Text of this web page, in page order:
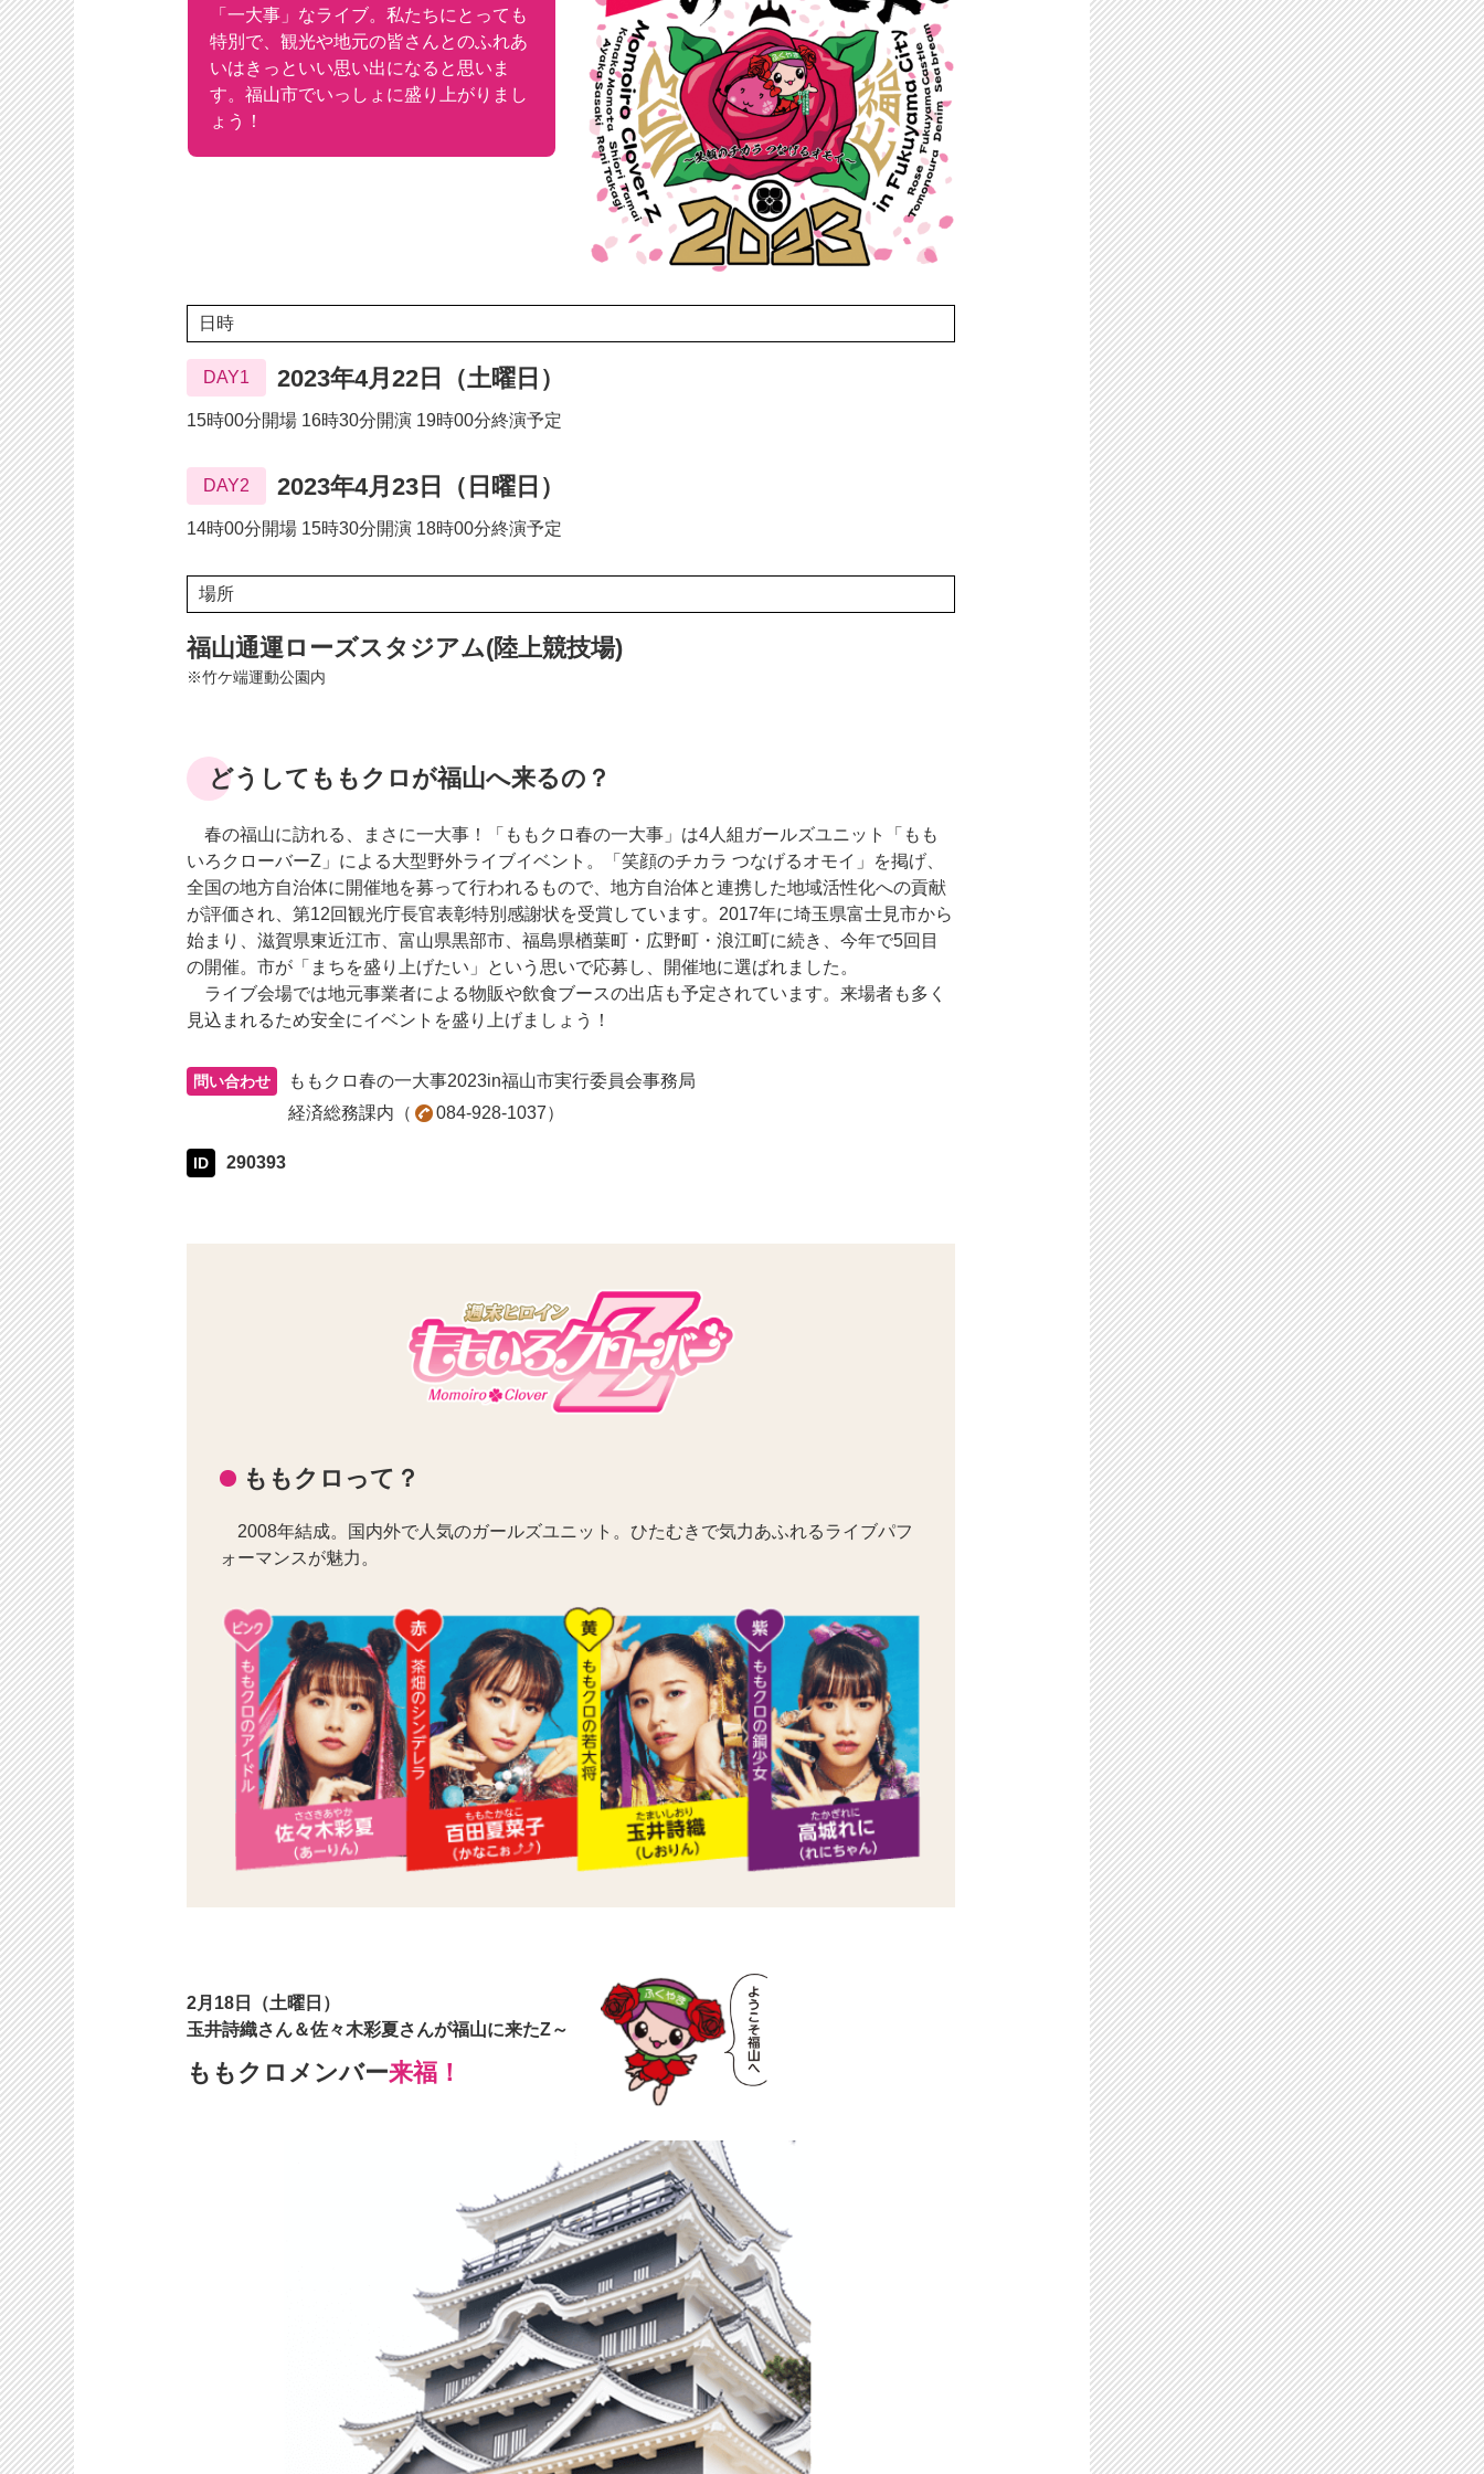
「一大事」なライブ。私たちにとっても
特別で、観光や地元の皆さんとのふれあ
いはきっといい思い出になると思いま
す。福山市でいっしょに盛り上がりまし
ょう！
日時
DAY1 2023年4月22日（土曜日）
15時00分開場 16時30分開演 19時00分終演予定
DAY2 2023年4月23日（日曜日）
14時00分開場 15時30分開演 18時00分終演予定
場所
福山通運ローズスタジアム(陸上競技場)
※竹ケ端運動公園内
どうしてももクロが福山へ来るの？
春の福山に訪れる、まさに一大事！「ももクロ春の一大事」は4人組ガールズユニット「もも
いろクローバーZ」による大型野外ライブイベント。「笑顔のチカラ つなげるオモイ」を掲げ、
全国の地方自治体に開催地を募って行われるもので、地方自治体と連携した地域活性化への貢献
が評価され、第12回観光庁長官表彰特別感謝状を受賞しています。2017年に埼玉県富士見市から
始まり、滋賀県東近江市、富山県黒部市、福島県楢葉町・広野町・浪江町に続き、今年で5回目
の開催。市が「まちを盛り上げたい」という思いで応募し、開催地に選ばれました。
ライブ会場では地元事業者による物販や飲食ブースの出店も予定されています。来場者も多く
見込まれるため安全にイベントを盛り上げましょう！
問い合わせ
ももクロ春の一大事2023in福山市実行委員会事務局
経済総務課内
084-928-1037
ID 290393
ももクロって？
2008年結成。国内外で人気のガールズユニット。ひたむきで気力あふれるライブパフ
ォーマンスが魅力。
2月18日（土曜日）
玉井詩織さん＆佐々木彩夏さんが福山に来たZ～
ももクロメンバー来福！